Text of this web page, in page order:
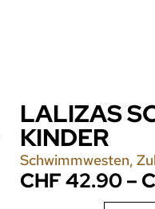
LALIZAS
KINDER
Schwimmwesten,
CHF42.90–